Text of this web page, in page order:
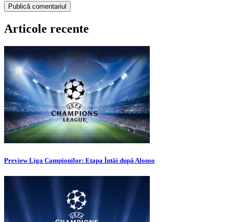
Articole recente
Preview Liga Campionilor: Etapa Întâi după Alonso